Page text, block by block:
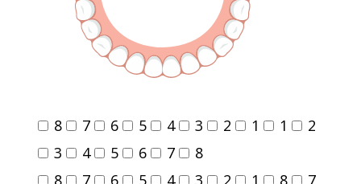
8 7 6 5 4 3 2 1 1
2
3
4 5 6 7
8
8
7 6 5 4 3 2 1 8
7